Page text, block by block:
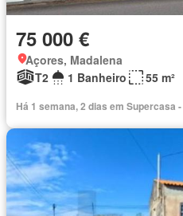
75 000 €
Açores, Madalena
T2
1 Banheiro 55 m²
Há 1 semana, 2 dias em Supercasa